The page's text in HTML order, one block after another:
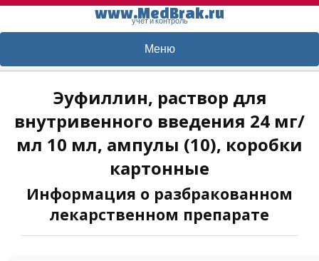
www.MedBrak.ru
учет и контроль
Меню
Эуфиллин, раствор для
внутривенного введения 24 мг/
мл 10 мл, ампулы (10), коробки
картонные
Информация о разбракованном
лекарственном препарате